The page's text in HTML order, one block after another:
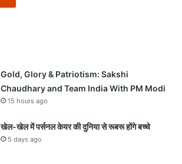
Gold, Glory & Patriotism: Sakshi
Chaudhary and Team India With PM Modi
15 hours ago
खेल-खेल में पर्सनल केयर की दुनिया से रूबरू होंगे बच्चे
5 days ago